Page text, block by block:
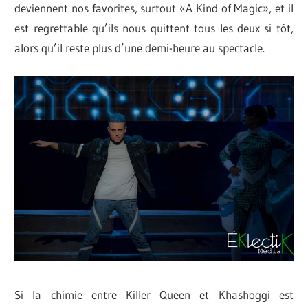
deviennent nos favorites, surtout «A Kind of Magic», et il
est regrettable qu’ils nous quittent tous les deux si tôt,
alors qu’il reste plus d’une demi-heure au spectacle.
Si la chimie entre Killer Queen et Khashoggi est